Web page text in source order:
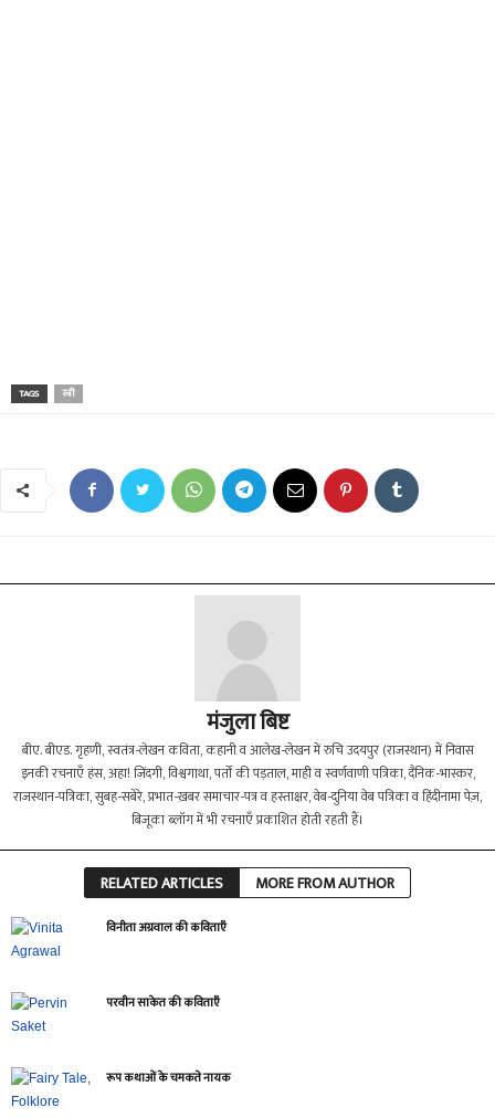
TAGS स्त्री
मंजुला बिष्ट
बीए. बीएड. गृहणी, स्वतंत्र-लेखन कविता, कहानी व आलेख-लेखन में रुचि उदयपुर (राजस्थान) में निवास
इनकी रचनाएँ हंस, अहा! जिंदगी, विश्वगाथा, पर्तों की पड़ताल, माही व स्वर्णवाणी पत्रिका, दैनिक-भास्कर,
राजस्थान-पत्रिका, सुबह-सबेरे, प्रभात-ख़बर समाचार-पत्र व हस्ताक्षर, वेब-दुनिया वेब पत्रिका व हिंदीनामा पेज़,
बिजूका ब्लॉग में भी रचनाएँ प्रकाशित होती रहती हैं।
RELATED ARTICLES MORE FROM AUTHOR
विनीता अग्रवाल की कविताएँ
परवीन साकेत की कविताएँ
रूप कथाओं के चमकते नायक